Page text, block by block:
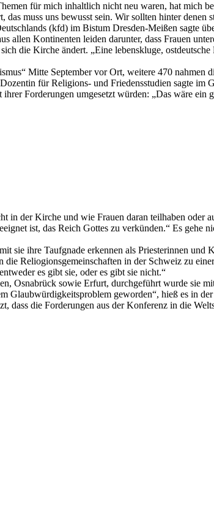
für mich inhaltlich nicht neu waren, hat mich
muss uns bewusst sein. Wir sollten hinter denen
(kfd) im Bistum Dresden-Meißen sagte
Kontinenten leiden darunter, dass Frauen
die Kirche ändert. „Eine lebenskluge,
Mitte September vor Ort, weitere 470
für Religions- und Friedensstudien sagte im
Forderungen umgesetzt würden: „Das wäre ein
der Kirche und wie Frauen daran teilhaben oder
ist, das Reich Gottes zu verkünden.“ Es gehe
sie ihre Taufgnade erkennen als Priesterinnen und
Reliogionsgemeinschaften in der Schweiz zu
es gibt sie, oder es gibt sie nicht.“
Osnabrück sowie Erfurt, durchgeführt wurde sie
geworden“, hieß es in
die Forderungen aus der Konferenz in die